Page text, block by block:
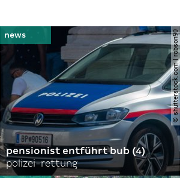
© shutterstock.com | robson90
pensionist entführt bub (4)
polizei-rettung